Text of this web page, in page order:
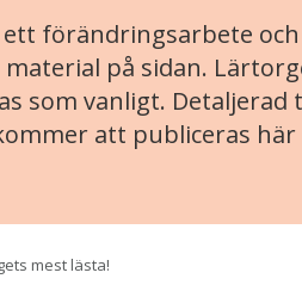
förändringsarbete
på sidan.
som vanligt.
att publiceras här
mest lästa!